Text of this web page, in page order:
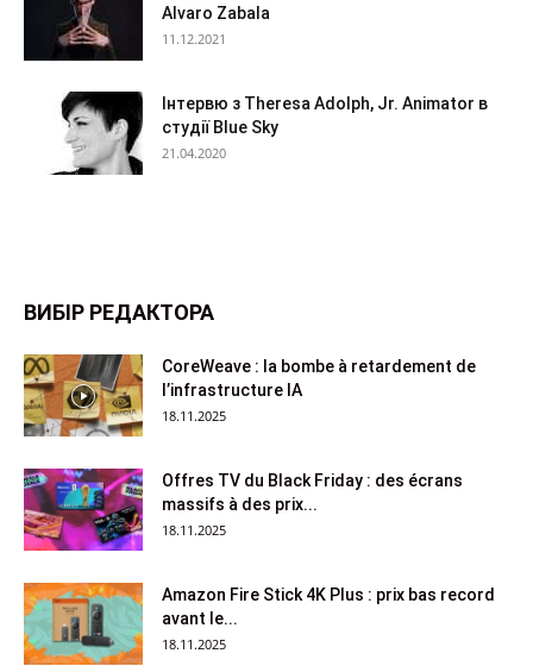
Alvaro Zabala
11.12.2021
Інтервю з Theresa Adolph, Jr. Animator в
студії Blue Sky
21.04.2020
ВИБІР РЕДАКТОРА
CoreWeave : la bombe à retardement de
l’infrastructure IA
18.11.2025
Offres TV du Black Friday : des écrans
massifs à des prix...
18.11.2025
Amazon Fire Stick 4K Plus : prix bas record
avant le...
18.11.2025